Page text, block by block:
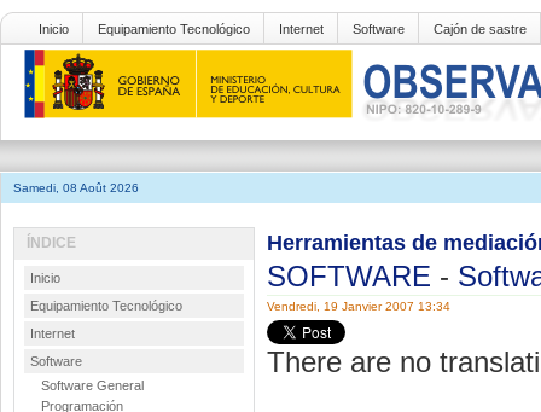
Inicio Equipamiento Tecnológico Internet Software Cajón de sastre
Samedi, 08 Août 2026
Herramientas de
SOFTWARE -
Vendredi, 19 Janvier 2007 13:34
There are no
ÍNDICE
Inicio
Equipamiento Tecnológico
Internet
Software
Software General
Programación